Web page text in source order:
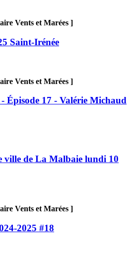
Vents et Marées ]
Saint-Irénée
Vents et Marées ]
Épisode 17 - Valérie Michaud
ville de La Malbaie lundi 10
Vents et Marées ]
2025 #18